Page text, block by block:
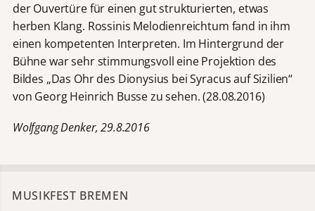
der Ouvertüre für einen gut strukturierten, etwas
herben Klang. Rossinis Melodienreichtum fand in ihm
einen kompetenten Interpreten. Im Hintergrund der
Bühne war sehr stimmungsvoll eine Projektion des
Bildes „Das Ohr des Dionysius bei Syracus auf Sizilien“
von Georg Heinrich Busse zu sehen. (28.08.2016)
Wolfgang Denker, 29.8.2016
MUSIKFEST BREMEN